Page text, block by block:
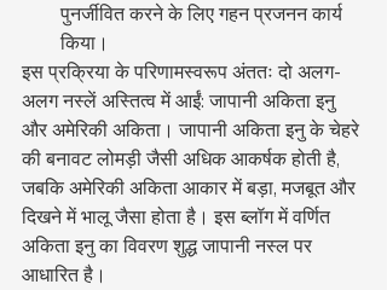
पुनर्जीवित करने के लिए गहन प्रजनन कार्य
किया।
इस प्रक्रिया के परिणामस्वरूप अंततः दो अलग-
अलग नस्लें अस्तित्व में आईं: जापानी अकिता इनु
और अमेरिकी अकिता। जापानी अकिता इनु के चेहरे
की बनावट लोमड़ी जैसी अधिक आकर्षक होती है,
जबकि अमेरिकी अकिता आकार में बड़ा, मजबूत और
दिखने में भालू जैसा होता है। इस ब्लॉग में वर्णित
अकिता इनु का विवरण शुद्ध जापानी नस्ल पर
आधारित है।